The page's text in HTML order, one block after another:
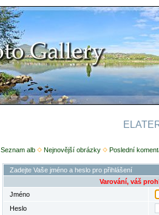
Seznam alb Nejnovější obrázky Poslední
Zadejte Vaše jméno a heslo pro přihlášení
Varování, váš
Jméno
Heslo